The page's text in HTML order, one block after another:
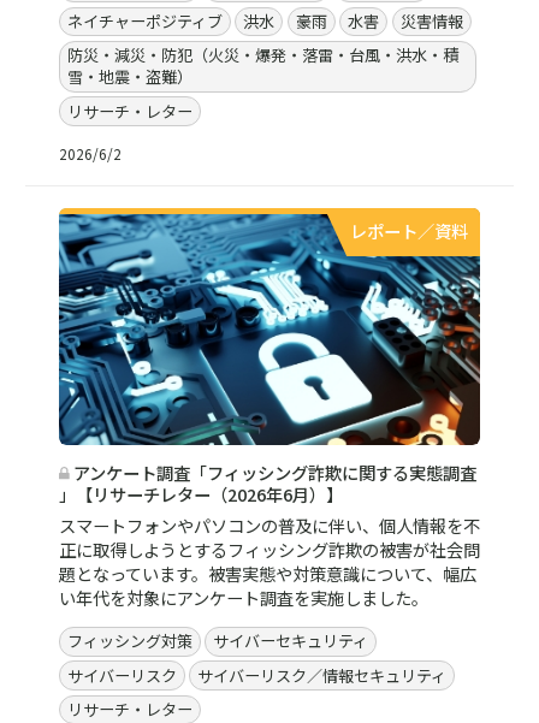
ネイチャーポジティブ
洪水 豪雨 水害
災害情報
防災・減災・防犯（火災・爆発・落雷・台風・洪水・積
雪・地震・盗難）
リサーチ・レター
2026/6/2
レポート／資料
アンケート調査「フィッシング詐欺に関する実態調査
」【リサーチレター（2026年6月）】
スマートフォンやパソコンの普及に伴い、個人情報を不
正に取得しようとするフィッシング詐欺の被害が社会問
題となっています。被害実態や対策意識について、幅広
い年代を対象にアンケート調査を実施しました。
フィッシング対策
サイバーセキュリティ
サイバーリスク
サイバーリスク／情報セキュリティ
リサーチ・レター